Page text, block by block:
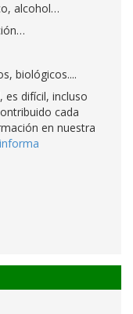
alcohol…
biológicos....
difícil, incluso
cada
en nuestra